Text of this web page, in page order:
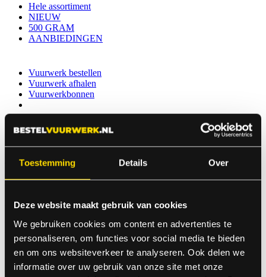
Toestemming Details Over
Deze website maakt gebruik van cookies
We gebruiken cookies om content en advertenties te
personaliseren, om functies voor social media te bieden
en om ons websiteverkeer te analyseren. Ook delen we
informatie over uw gebruik van onze site met onze
Hele assortiment
NIEUW
500 GRAM
AANBIEDINGEN
Vuurwerk bestellen
Vuurwerk afhalen
Vuurwerkbonnen
100% GELD-TERUG-GARANTIE
de betaalde bedragen automatisch terug
Verkoopdagen:
29 dec 07:00 - 19:00 uur
30 dec 07:00 - 20:00 uur
31 dec 08:00 - 16:00 uur
Voor vragen over uw bestelling kunt u mailen naar :
mdegraaf@bouwbedrijftimmer.nl